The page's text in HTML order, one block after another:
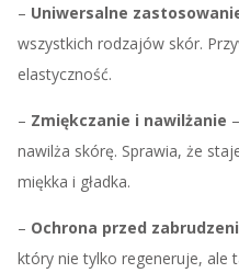
– Uniwersalne
wszystkich rodzajów skór.
elastyczność.
– Zmiękczanie i nawilżanie
nawilża skórę. Sprawia, że
miękka i gładka.
– Ochrona przed
który nie tylko regeneruje, ale